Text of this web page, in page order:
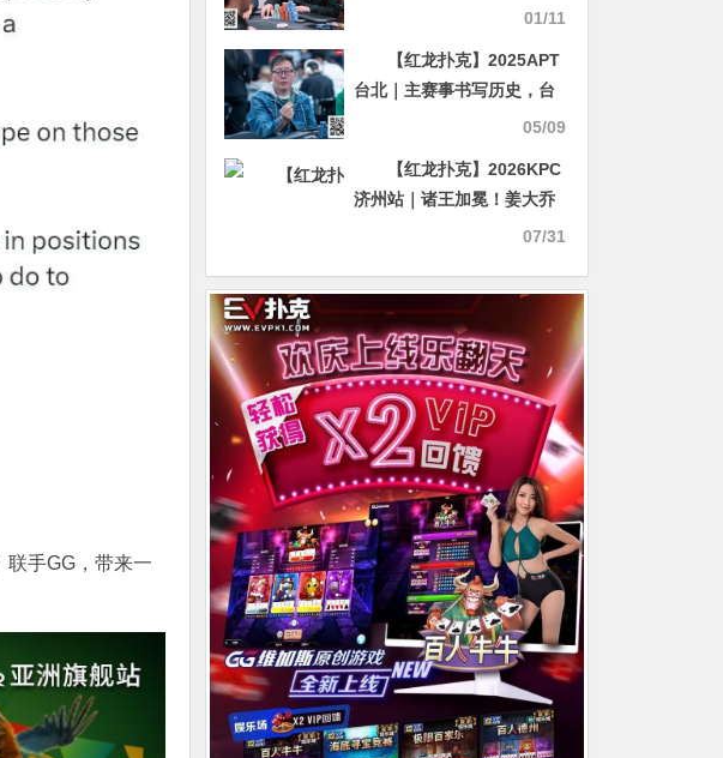
联手GG，带来一
决赛桌，斩获奖励200W01/11
【红龙扑克】2025APT
台北｜主赛事书写历史，台
湾地区纪录被打破！丁彪超
05/09
【红龙扑克】2026KPC
济州站｜诸王加冕！姜大乔
摘取系列赛首位双冠王，朱
客赛冠军出炉！神秘赏金赛
决战打响！
07/31